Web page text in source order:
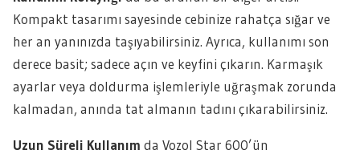
Kompakt tasarımı sayesinde cebinize rahatça sığar ve
her an yanınızda taşıyabilirsiniz. Ayrıca, kullanımı son
derece basit; sadece açın ve keyfini çıkarın. Karmaşık
ayarlar veya doldurma işlemleriyle uğraşmak zorunda
kalmadan, anında tat almanın tadını çıkarabilirsiniz.
Uzun Süreli Kullanım da Vozol Star 600’ün